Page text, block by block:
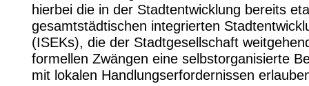
hierbei die in der Stadtentwicklung bereits
gesamtstädtischen integrierten
(ISEKs), die der Stadtgesellschaft
formellen Zwängen eine selbstorganisierte
mit lokalen Handlungserfordernissen